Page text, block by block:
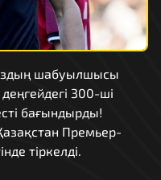
шабуылшысы
300-ші
бағындырды!
Премьер-
тіркелді.